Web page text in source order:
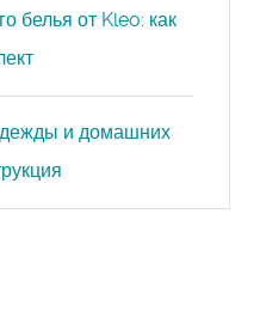
белья от Kleo: как
и домашних